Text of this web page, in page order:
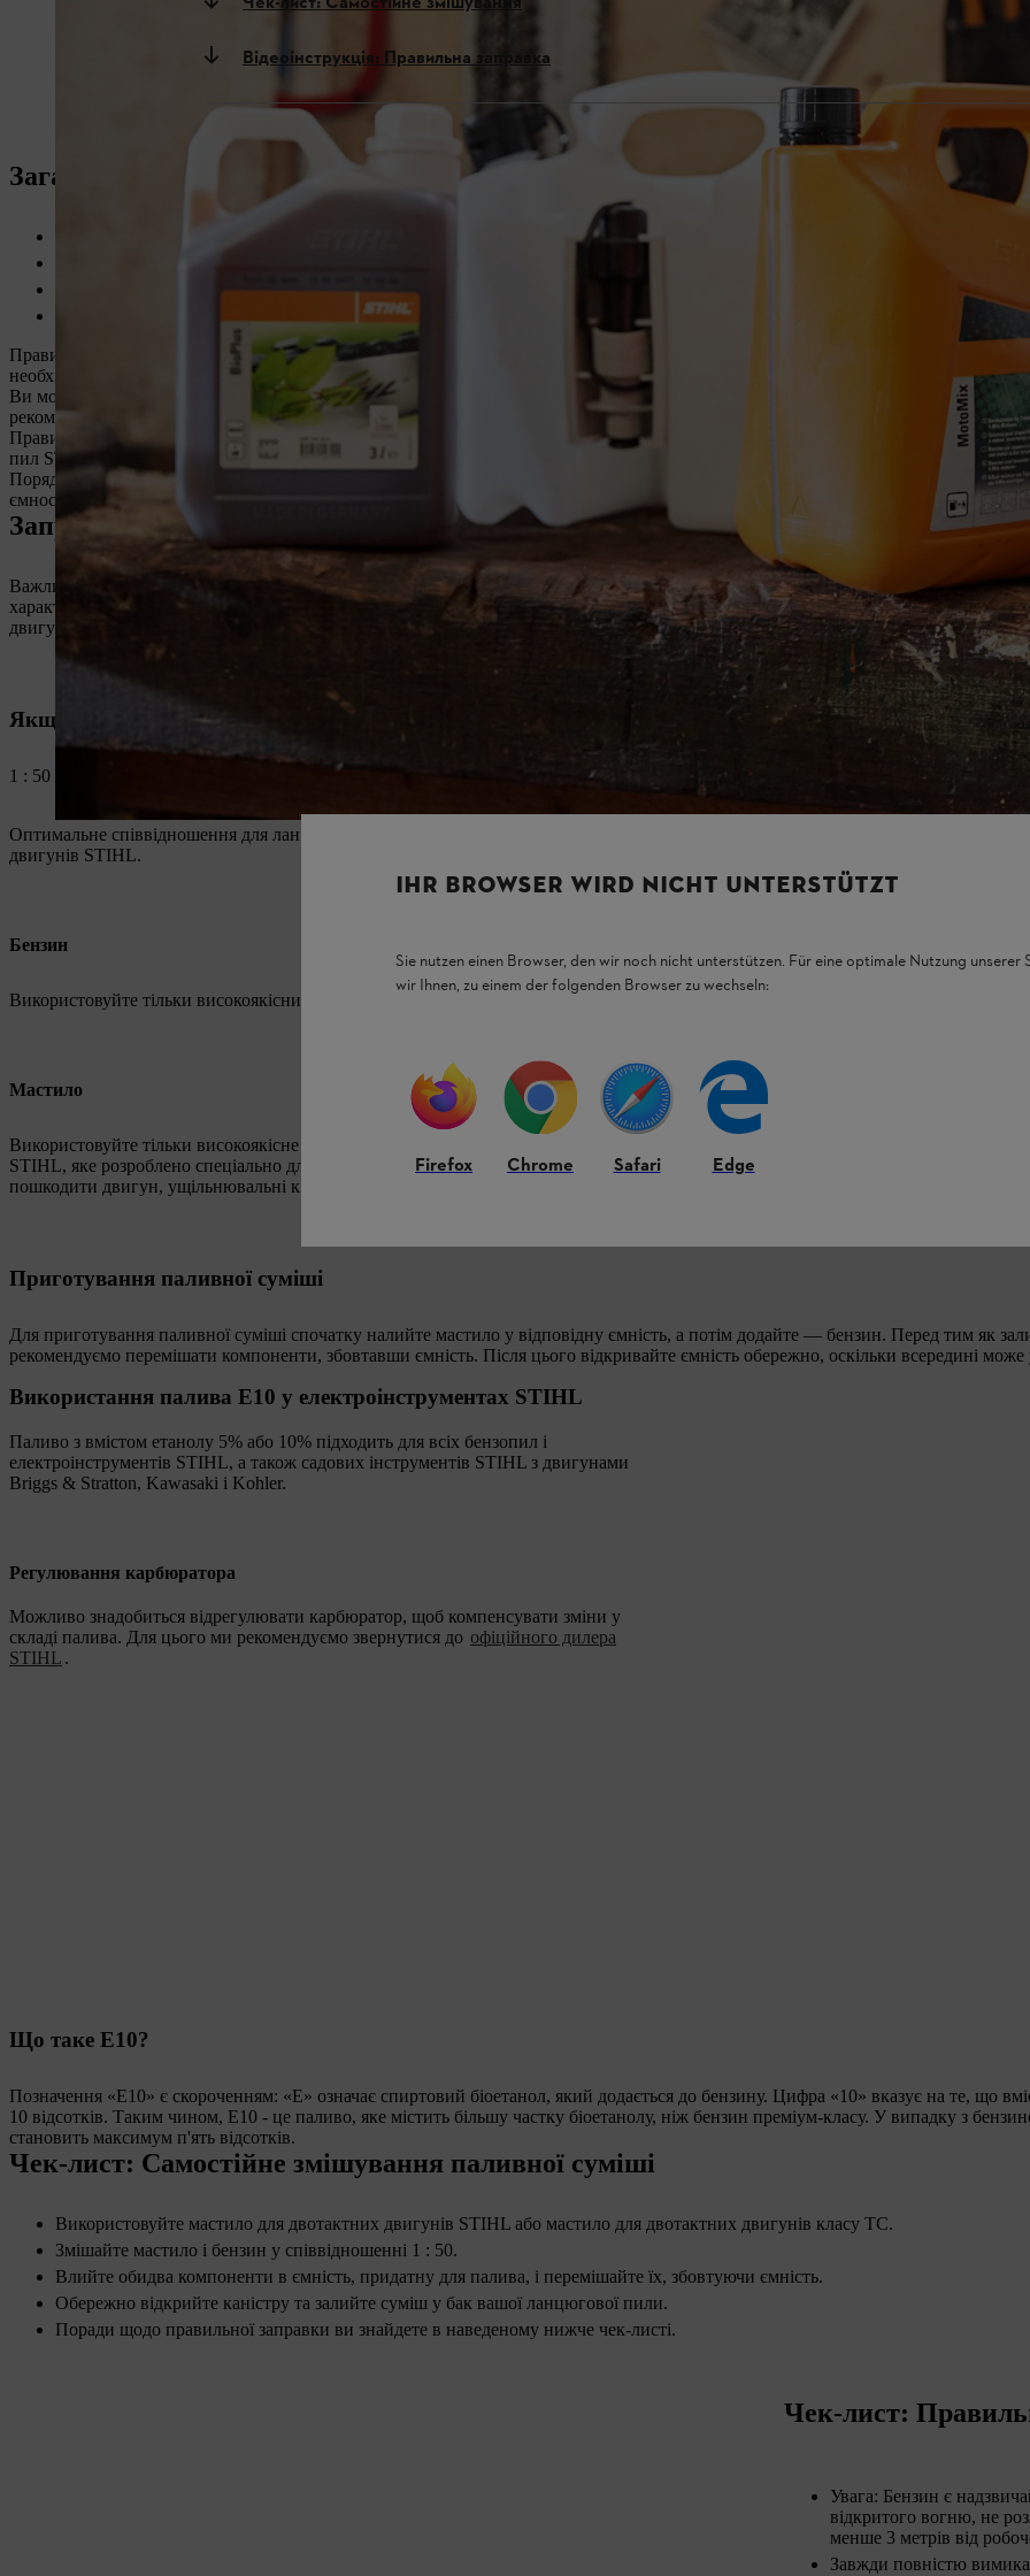
Відеоінструкція: Правильна заправка
Загальна інформація: Паливна суміш для бензопил
Завжди звертайте увагу на якість бензиново-мастильної суміші.
З інструментами STIHL можна використовувати паливо з додаванням етанолу E10
Термін придатності залежить від складу суміші. Після 30 днів зберігання саморобна суміш втрачає свої властивості.
Правильна паливна суміш для бензопили STIHL складається з 50 частин бензину та 1 частини мастила, бажано
мастила для
необхідну суміш, змішавши 5 літрів бензину та 100 мілілітрів мастила.
Ви можете визначити, яке мастило підходить для вашої бензопили STIHL, перевіривши його класифікацію. Використовуйте
рекомендуємо мастило для двотактних двигунів STIHL, яке розроблено спеціально для двигунів STIHL і, отже, забезпечує
Правильним паливом для бензопил STIHL є високоякісний бензин з октановим числом не менше 90 RON. Як правило, бензин
пил STIHL. Отже, бензин E10 також можна використовувати для ланцюгових пил STIHL.
Порядок змішування у співвідношенні 1:50 дуже простий. Потрібно взяти одну частину мастила та додати 50 частин бензину.
ємності, а потім збовтайте суміш, щоб мастило рівномірно змішалося з бензином.
Заправляйте свою бензопилу правильною сумішшю
Важливо правильно підібрати паливну суміш для бензинової пили . Невідповідне паливо або пропорції суміші, що відхиляються
характеристиках, можуть призвести до надмірного зносу та серйозних пошкоджень двигуна, таких як заклинювання поршня.
двигуном
ми рекомендуємо наступні пропорції суміші:
Якщо ви бажаєте зробити суміш для бензопили самостійно
1 : 50 = 1 частина мастила + 50 частин бензину
Оптимальне співвідношення для ланцюгової пили становить 1 : 50. Тобто 5 літрів бензину та 0,10 літра (100 мілілітрів)
двигунів STIHL.
Бензин
Використовуйте тільки високоякісний бензин з октановим числом не менше 90 RON для приготування суміші..
Мастило
Використовуйте тільки високоякісне мастило для двотактних двигунів, що відповідає класифікації TC. Ми рекомендуємо
STIHL, яке розроблено спеціально для двигунів STIHL і, отже, забезпечує тривалий термін експлуатації двигуна. Моторні
пошкодити двигун, ущільнювальні кільця, паливні магістралі та паливний бак.
Приготування паливної суміші
Для приготування паливної суміші спочатку налийте мастило у відповідну ємність, а потім додайте — бензин. Перед тим як
рекомендуємо перемішати компоненти, збовтавши ємність. Після цього відкривайте ємність обережно, оскільки всередині може
Використання палива E10 у електроінструментах STIHL
Паливо з вмістом етанолу 5% або 10% підходить для всіх бензопил і
електроінструментів STIHL, а також садових інструментів STIHL з двигунами
Briggs & Stratton, Kawasaki і Kohler.
Регулювання карбюратора
Можливо знадобиться відрегулювати карбюратор, щоб компенсувати зміни у
складі палива. Для цього ми рекомендуємо звернутися до офіційного дилера
STIHL .
Що таке E10?
Позначення «E10» є скороченням: «Е» означає спиртовий біоетанол, який додається до бензину. Цифра «10» вказує на те, що
10 відсотків. Таким чином, Е10 - це паливо, яке містить більшу частку біоетанолу, ніж бензин преміум-класу. У випадку з
становить максимум п'ять відсотків.
Чек-лист: Самостійне змішування паливної суміші
Використовуйте мастило для двотактних двигунів STIHL або мастило для двотактних двигунів класу TC.
Змішайте мастило і бензин у співвідношенні 1 : 50.
Влийте обидва компоненти в ємність, придатну для палива, і перемішайте їх, збовтуючи ємність.
Обережно відкрийте каністру та залийте суміш у бак вашої ланцюгової пили.
Поради щодо правильної заправки ви знайдете в наведеному нижче чек-листі.
Чек-лист:
Увага: Бензин є
відкритого вогню, не
менше 3 метрів від
Завжди повністю
IHR BROWSER WIRD NICHT UNTERSTÜTZT
Sie nutzen einen Browser, den wir noch nicht unterstützen. Für eine optimale Nutzung unserer
wir Ihnen, zu einem der folgenden Browser zu wechseln:
Firefox Chrome Safari Edge